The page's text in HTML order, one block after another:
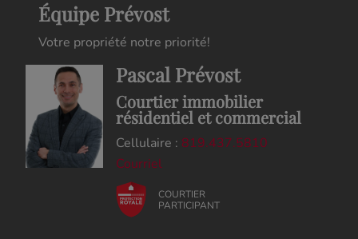
Équipe Prévost
Votre propriété notre priorité!
Pascal Prévost
Courtier immobilier
résidentiel et commercial
Cellulaire : 819.437.5810
Courriel
COURTIER
PARTICIPANT